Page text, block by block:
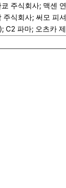
주식회사; 맥센
주식회사; 써모 피
C2 파마; 오츠카